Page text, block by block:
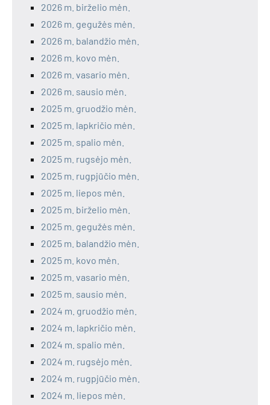
2026 m. birželio mėn.
2026 m. gegužės mėn.
2026 m. balandžio mėn.
2026 m. kovo mėn.
2026 m. vasario mėn.
2026 m. sausio mėn.
2025 m. gruodžio mėn.
2025 m. lapkričio mėn.
2025 m. spalio mėn.
2025 m. rugsėjo mėn.
2025 m. rugpjūčio mėn.
2025 m. liepos mėn.
2025 m. birželio mėn.
2025 m. gegužės mėn.
2025 m. balandžio mėn.
2025 m. kovo mėn.
2025 m. vasario mėn.
2025 m. sausio mėn.
2024 m. gruodžio mėn.
2024 m. lapkričio mėn.
2024 m. spalio mėn.
2024 m. rugsėjo mėn.
2024 m. rugpjūčio mėn.
2024 m. liepos mėn.